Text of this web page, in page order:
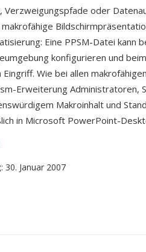
oder
makrofähige
Eine PPSM-Datei kann
konfigurieren und
Wie bei allen makrofähigen
Erweiterung Administratoren,
Makroinhalt und
in Microsoft PowerPoint-
: 30. Januar 2007